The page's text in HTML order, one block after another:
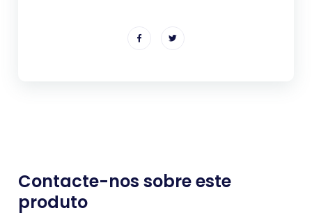
Contacte-nos sobre este
produto